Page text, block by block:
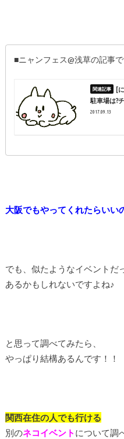
■ニャンフェス@浅草の記事
[
駐車場は?
2017.09.13
大阪でもやってくれたらいい
でも、似たようなイベントだ
あるかもしれないですよね♪
と思って調べてみたら、
やっぱり結構あるんです！！
関西在住の人でも行ける
別のネコイベント について調